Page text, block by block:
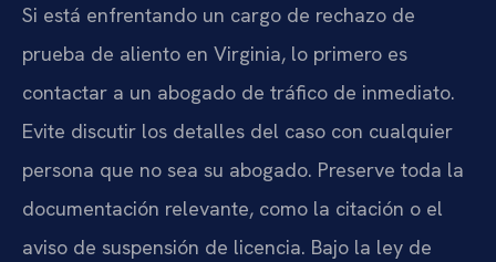
Si está enfrentando un cargo de rechazo de
prueba de aliento en Virginia, lo primero es
contactar a un abogado de tráfico de inmediato.
Evite discutir los detalles del caso con cualquier
persona que no sea su abogado. Preserve toda la
documentación relevante, como la citación o el
aviso de suspensión de licencia. Bajo la ley de